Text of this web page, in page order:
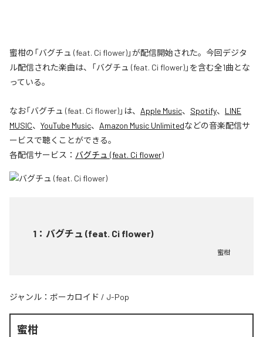
蜜柑の「バグチュ (feat. Ci flower)」が配信開始された。今回デジタ
ル配信された楽曲は、「バグチュ (feat. Ci flower)」を含む全1曲とな
っている。
なお「バグチュ (feat. Ci flower)」は、 Apple Music、 Spotify、 LINE
MUSIC、 YouTube Music、 Amazon Music Unlimitedなどの音楽配信サ
ービスで聴くことができる。
各配信サービス： バグチュ (feat. Ci flower)
1 ： バグチュ (feat. Ci flower)
蜜柑
ジャンル： ボーカロイド / J-Pop
蜜柑